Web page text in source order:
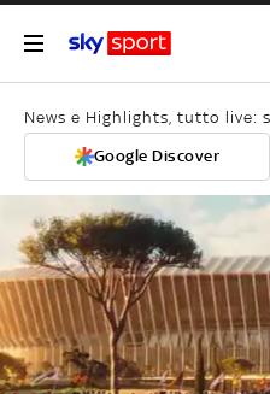
News e Highlights, tutto live:
Google Discover